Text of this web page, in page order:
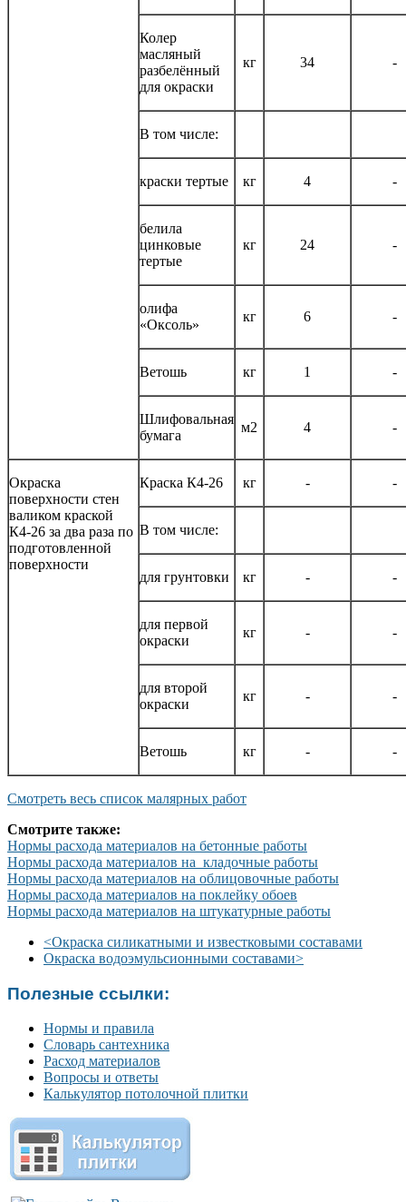
Колер
масляный
разбелённый
для окраски
кг 34 -
В том числе:
краски тертые кг 4 -
белила
цинковые
тертые
кг 24 -
олифа
«Оксоль»
кг 6 -
Ветошь кг 1 -
Шлифовальная
бумага
м2 4 -
Окраска
поверхности стен
валиком краской
К4-26 за два раза по
подготовленной
поверхности
Краска К4-26 кг - -
В том числе:
для грунтовки кг - -
для первой
окраски
кг - -
для второй
окраски
кг - -
Ветошь кг - -
Смотреть весь список малярных работ
Смотрите также:
Нормы расхода материалов на бетонные работы
Нормы расхода материалов на кладочные работы
Нормы расхода материалов на облицовочные работы
Нормы расхода материалов на поклейку обоев
Нормы расхода материалов на штукатурные работы
<Окраска силикатными и известковыми составами
Окраска водоэмульсионными составами>
Полезные ссылки:
Нормы и правила
Словарь сантехника
Расход материалов
Вопросы и ответы
Калькулятор потолочной плитки